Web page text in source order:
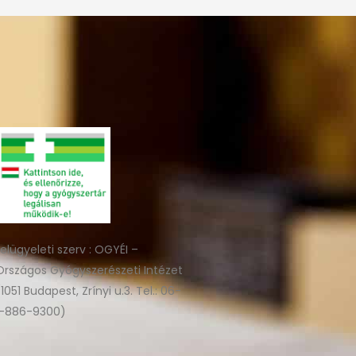
szerv : OGYÉI –
Gyógyszerészeti Intézet
Budapest, Zrínyi u.3. Tel.: 06-
886-9300)